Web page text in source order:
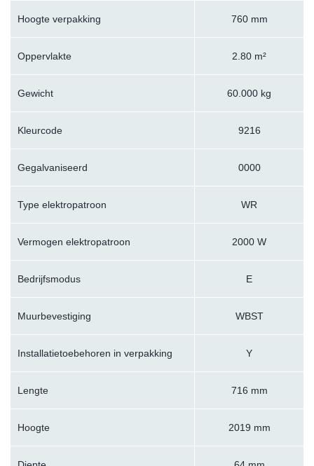
Hoogte verpakking 760 mm
Oppervlakte 2.80 m²
Gewicht 60.000 kg
Kleurcode 9216
Gegalvaniseerd 0000
Type elektropatroon WR
Vermogen elektropatroon 2000 W
Bedrijfsmodus E
Muurbevestiging WBST
Installatietoebehoren in verpakking Y
Lengte 716 mm
Hoogte 2019 mm